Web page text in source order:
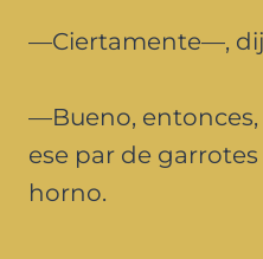
—Ciertamente—,
—Bueno, entonces,
ese par de
horno.